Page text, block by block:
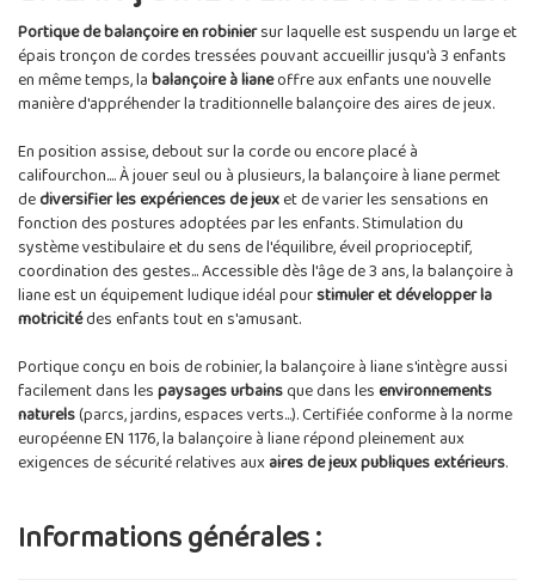
Portique de balançoire en robiniersur laquelle est suspendu un large et
épais tronçon de cordes tressées pouvant accueillir jusqu'à 3 enfants
en même temps, labalançoire à lianeoffre aux enfants une nouvelle
manière d'appréhender la traditionnelle balançoire des aires de jeux.
En position assise, debout sur la corde ou encore placé à
califourchon.... À jouer seul ou à plusieurs, la balançoire à liane permet
dediversifier les expériences de jeuxet de varier les sensations en
fonction des postures adoptées par les enfants. Stimulation du
système vestibulaire et du sens de l'équilibre, éveil proprioceptif,
coordination des gestes... Accessible dès l'âge de 3 ans, la balançoire à
liane est un équipement ludique idéal pourstimuler et développer la
motricitédes enfants tout en s'amusant.
Portique conçu en bois de robinier, la balançoire à liane s'intègre aussi
facilement dans lespaysages urbainsque dans lesenvironnements
naturels(parcs, jardins, espaces verts...). Certifiée conforme à la norme
européenne EN 1176, la balançoire à liane répond pleinement aux
exigences de sécurité relatives aux aires de jeux publiques extérieurs.
Informations générales :